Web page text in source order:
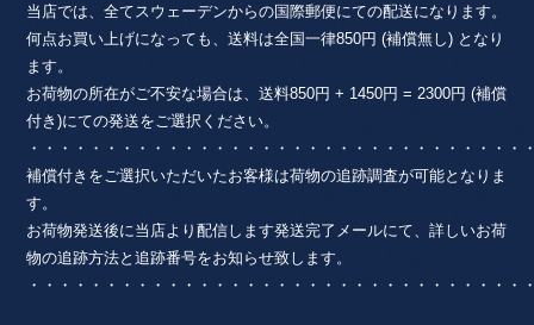
当店では、全てスウェーデンからの国際郵便にての配送になります。
何点お買い上げになっても、送料は全国一律850円 (補償無し) となり
ます。
お荷物の所在がご不安な場合は、送料850円 + 1450円 = 2300円 (補償
付き)にての発送をご選択ください。
・・・・・・・・・・・・・・・・・・・・・・・・・・・・・・・
補償付きをご選択いただいたお客様は荷物の追跡調査が可能となりま
す。
お荷物発送後に当店より配信します発送完了メールにて、詳しいお荷
物の追跡方法と追跡番号をお知らせ致します。
・・・・・・・・・・・・・・・・・・・・・・・・・・・・・・・